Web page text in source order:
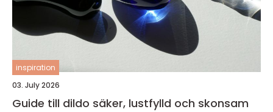
inspiration
03. July 2026
Guide till dildo säker, lustfylld och skonsam